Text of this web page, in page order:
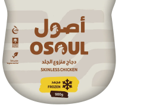
الحبة الكاملة الحبة الكاملة
دجاج مجمد